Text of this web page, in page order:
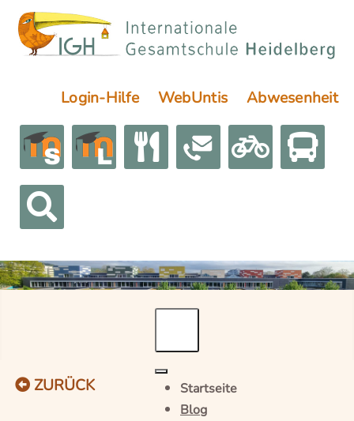
Login-Hilfe WebUntis Abwesenheit
Startseite
Blog
ZURÜCK